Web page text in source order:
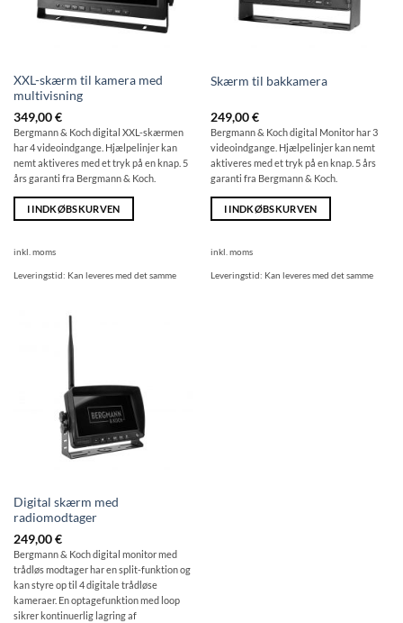
XXL-skærm til kamera med
multivisning
349,00€
Bergmann & Koch digital XXL-skærmen
har 4 videoindgange. Hjælpelinjer kan
nemt aktiveres med et tryk på en knap. 5
års garanti fra Bergmann & Koch.
I INDKØBSKURVEN
inkl. moms
Leveringstid: Kan leveres med det samme
Skærm til bakkamera
249,00€
Bergmann & Koch digital Monitor har 3
videoindgange. Hjælpelinjer kan nemt
aktiveres med et tryk på en knap. 5 års
garanti fra Bergmann & Koch.
I INDKØBSKURVEN
inkl. moms
Leveringstid: Kan leveres med det samme
Digital skærm med
radiomodtager
249,00€
Bergmann & Koch digital monitor med
trådløs modtager har en split-funktion og
kan styre op til 4 digitale trådløse
kameraer. En optagefunktion med loop
sikrer kontinuerlig lagring af